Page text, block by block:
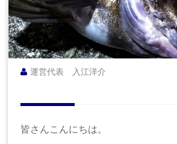
M
A
G
A
ZI
E
e
運営代表 入江洋介
皆さんこんにちは。